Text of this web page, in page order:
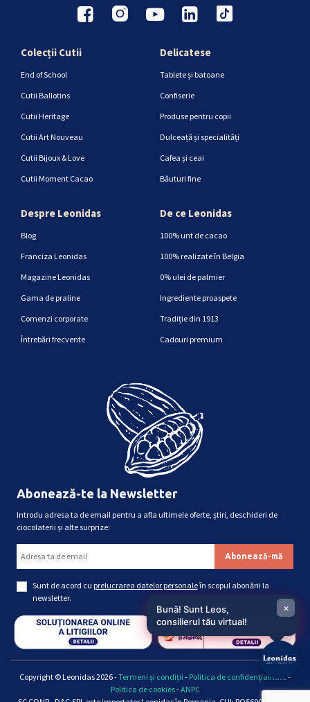
Colecții Cutii
End of School
Cutii Ballotins
Cutii Heritage
Cutii Art Nouveau
Cutii Bijoux & Love
Cutii Moment Cacao
Delicatese
Tablete și batoane
Confiserie
Produse pentru copii
Dulceață și specialități
Cafea și ceai
Băuturi fine
Despre Leonidas
Blog
Franciza Leonidas
Magazine Leonidas
Gama de praline
Comenzi corporate
Întrebări frecvente
De ce Leonidas
100% unt de cacao
100% realizate în Belgia
0% ulei de palmier
Ingrediente proaspete
Tradiție din 1913
Cadouri premium
Abonează-te la Newsletter
Introdu adresa ta de email pentru a afla ultimele oferte, știri, deschideri de
ciocolaterii și alte surprize:
Sunt de acord cu prelucrarea datelor personaleîn scopul abonării la
newsletter.
Copyright © Leonidas 2026 -Termeni și condiții - Politica de confidențialitate -
Politica de cookies-ANPC
Bună! Sunt Leos,
consilierul tău virtual!
×